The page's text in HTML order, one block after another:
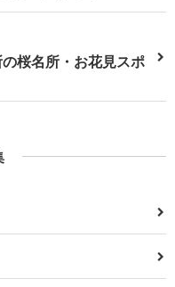
桜名所・お花見スポ